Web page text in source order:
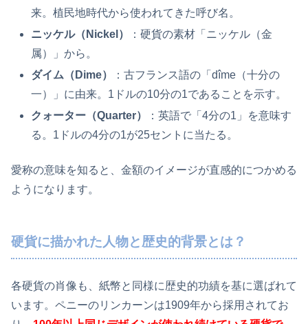
来。植民地時代から使われてきた呼び名。
ニッケル（Nickel）
：硬貨の素材「ニッケル（金
属）」から。
ダイム（Dime）
：古フランス語の「dîme（十分の
一）」に由来。1ドルの10分の1であることを示す。
クォーター（Quarter）
：英語で「4分の1」を意味す
る。1ドルの4分の1が25セントに当たる。
愛称の意味を知ると、金額のイメージが直感的につかめる
ようになります。
硬貨に描かれた人物と歴史的背景とは？
各硬貨の肖像も、紙幣と同様に歴史的功績を基に選ばれて
います。ペニーのリンカーンは1909年から採用されてお